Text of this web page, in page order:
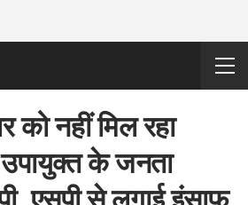
को नहीं मिल रहा
के जनता